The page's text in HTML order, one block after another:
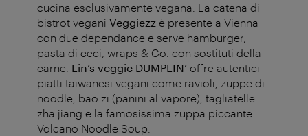
cucina esclusivamente vegana. La catena di
bistrot vegani Veggiezz è presente a Vienna
con due dependance e serve hamburger,
pasta di ceci, wraps & Co. con sostituti della
carne. Lin’s veggie DUMPLIN’ offre autentici
piatti taiwanesi vegani come ravioli, zuppe di
noodle, bao zi (panini al vapore), tagliatelle
zha jiang e la famosissima zuppa piccante
Volcano Noodle Soup.